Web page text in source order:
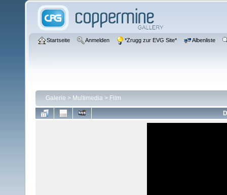
Startseite Anmelden *Zrugg zur EVG Site* Albenliste
Galerie > Multimedia > Film